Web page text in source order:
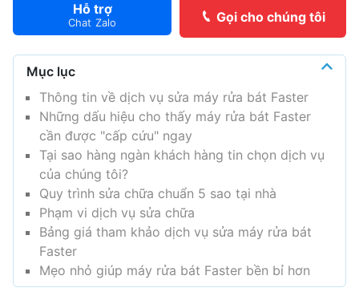
Gọi cho chúng tôi
Hỗ trợ
Chat Zalo
Mục lục
Thông tin về dịch vụ sửa máy rửa bát Faster
Những dấu hiệu cho thấy máy rửa bát Faster
cần được "cấp cứu" ngay
Tại sao hàng ngàn khách hàng tin chọn dịch vụ
của chúng tôi?
Quy trình sửa chữa chuẩn 5 sao tại nhà
Phạm vi dịch vụ sửa chữa
Bảng giá tham khảo dịch vụ sửa máy rửa bát
Faster
Mẹo nhỏ giúp máy rửa bát Faster bền bỉ hơn